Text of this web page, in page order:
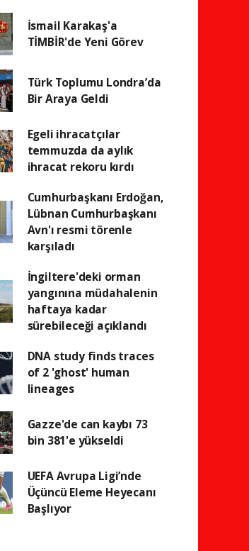
İsmail Karakaş'a
TİMBİR'de Yeni Görev
Türk Toplumu Londra’da
Bir Araya Geldi
Egeli ihracatçılar
temmuzda da aylık
ihracat rekoru kırdı
Cumhurbaşkanı Erdoğan,
Lübnan Cumhurbaşkanı
Avn'ı resmi törenle
karşıladı
İngiltere'deki orman
yangınına müdahalenin
haftaya kadar
sürebileceği açıklandı
DNA study finds traces
of 2 'ghost' human
lineages
Gazze'de can kaybı 73
bin 381'e yükseldi
UEFA Avrupa Ligi’nde
Üçüncü Eleme Heyecanı
Başlıyor